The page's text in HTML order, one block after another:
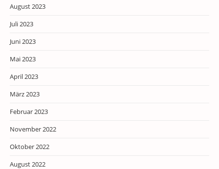
August 2023
Juli 2023
Juni 2023
Mai 2023
April 2023
März 2023
Februar 2023
November 2022
Oktober 2022
August 2022